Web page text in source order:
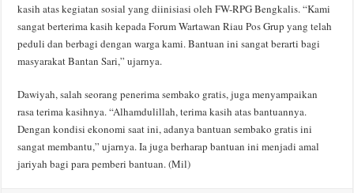
kasih atas kegiatan sosial yang diinisiasi oleh FW-RPG Bengkalis. “Kami
sangat berterima kasih kepada Forum Wartawan Riau Pos Grup yang telah
peduli dan berbagi dengan warga kami. Bantuan ini sangat berarti bagi
masyarakat Bantan Sari,” ujarnya.
Dawiyah, salah seorang penerima sembako gratis, juga menyampaikan
rasa terima kasihnya. “Alhamdulillah, terima kasih atas bantuannya.
Dengan kondisi ekonomi saat ini, adanya bantuan sembako gratis ini
sangat membantu,” ujarnya. Ia juga berharap bantuan ini menjadi amal
jariyah bagi para pemberi bantuan. (Mil)